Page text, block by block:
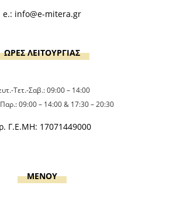
e.: info@e-mitera.gr
ΩΡΕΣ ΛΕΙΤΟΥΡΓΙΑΣ
Τετ.-Σαβ.: 09:00 – 14:00
09:00 – 14:00 & 17:30 – 20:30
Γ.Ε.ΜΗ: 17071449000
MENOY